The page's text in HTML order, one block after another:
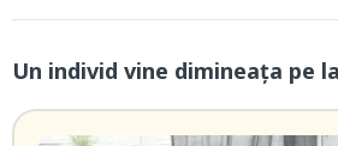
Un individ vine dimineaţa pe